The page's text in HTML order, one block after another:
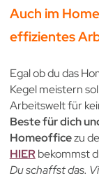
Auch im
effizientes
Egal ob du das
Kegel meistern
Arbeitswelt für
Beste für dich
Homeofficezu
HIERbekommst
Du schaffst das.